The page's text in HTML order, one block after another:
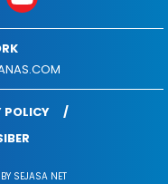
POLICY
SEJASA NET